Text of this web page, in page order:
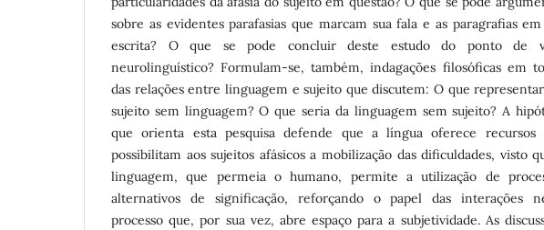
sobre as evidentes parafasias que marcam sua fala e as paragrafias em
escrita? O que se pode concluir deste estudo do ponto de
neurolinguístico? Formulam-se, também, indagações filosóficas em
das relações entre linguagem e sujeito que discutem: O que
sujeito sem linguagem? O que seria da linguagem sem sujeito? A
que orienta esta pesquisa defende que a língua oferece recursos
possibilitam aos sujeitos afásicos a mobilização das dificuldades, visto
linguagem, que permeia o humano, permite a utilização de
alternativos de significação, reforçando o papel das interações
processo que, por sua vez, abre espaço para a subjetividade. As